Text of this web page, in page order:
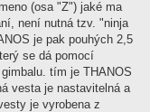
(osa "Z") jaké ma
není nutná tzv. "ninja
je pak pouhých 2,5
se dá pomocí
tím je THANOS
vesta je nastavitelná a
je vyrobena z